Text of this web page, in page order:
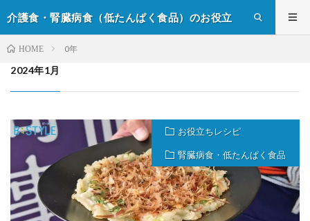
介護食・腎臓病食（低たんぱく食品）のお役立
HOME 0年
2024年1月
お役立ちレシピ
腎臓病食・低たんぱく食品